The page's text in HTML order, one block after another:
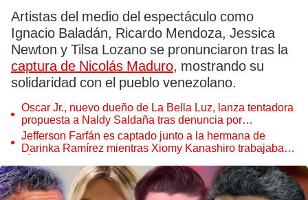
Artistas del medio del espectáculo como
Ignacio Baladán, Ricardo Mendoza, Jessica
Newton y Tilsa Lozano se pronunciaron tras la
captura de Nicolás Maduro, mostrando su
solidaridad con el pueblo venezolano.
Óscar Jr., nuevo dueño de La Bella Luz, lanza tentadora
propuesta a Naldy Saldaña tras denuncia por
tocamientos
Jefferson Farfán es captado junto a la hermana de
Darinka Ramírez mientras Xiomy Kanashiro trabajaba: